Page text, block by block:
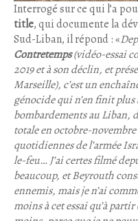
Interrogé sur ce qui l’a
title, qui documente la
Sud-Liban, il répond : «
Contretemps(vidéo-essai
2019 et à son déclin, et
Marseille), c’est un
génocide qui n’en finit plus
bombardements au Liban,
totale en octobre-
quotidiennes de l’armée
le-feu… J’ai certes filmé
beaucoup, et Beyrouth
ennemis, mais je n’ai
moins à cet essai qu’à